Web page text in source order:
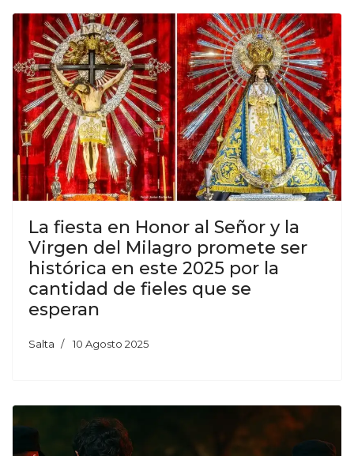
La fiesta en Honor al Señor y la
Virgen del Milagro promete ser
histórica en este 2025 por la
cantidad de fieles que se
esperan
Salta 10 Agosto 2025